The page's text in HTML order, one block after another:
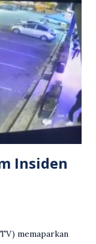
pihak. Video
pelbagai
awam yang tular di
ramai yang
lelaki berkenaan
tangan.
berkuasa
yang bersimpati
Insiden
memaparkan